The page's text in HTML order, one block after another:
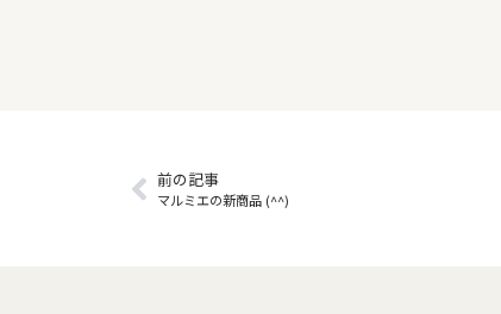
前の記事
マルミエの新商品 (^^)